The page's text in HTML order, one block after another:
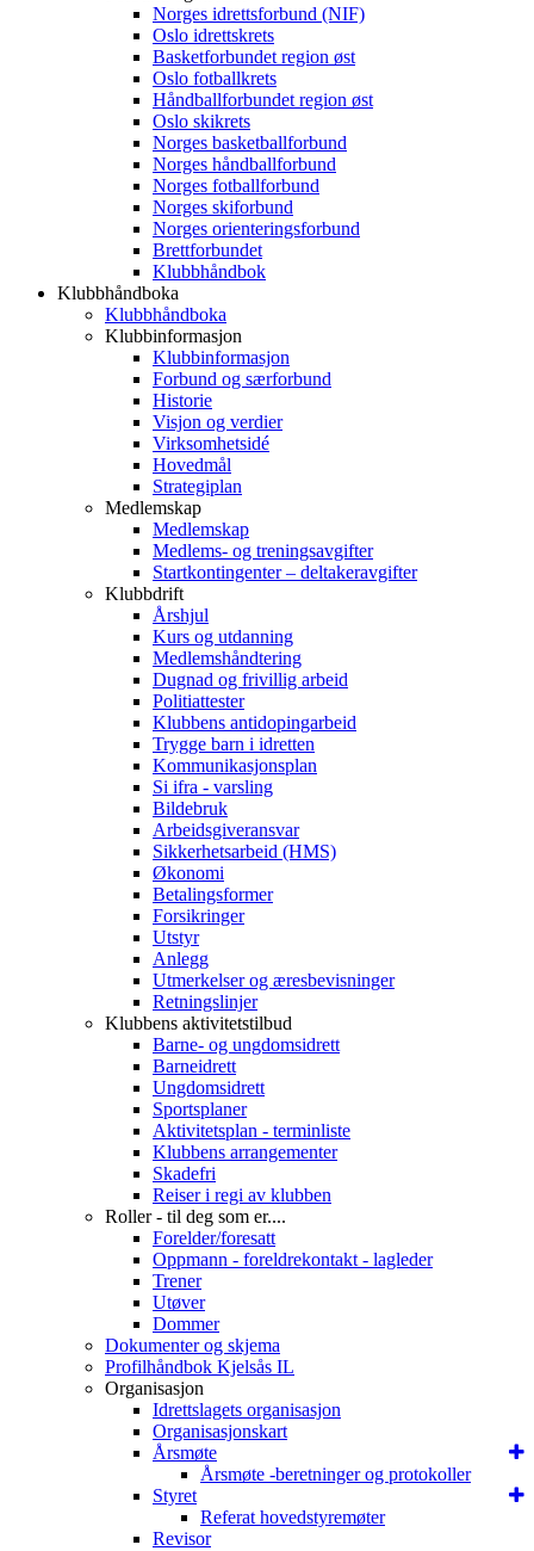
Norges idrettsforbund (NIF)
Oslo idrettskrets
Basketforbundet region øst
Oslo fotballkrets
Håndballforbundet region øst
Oslo skikrets
Norges basketballforbund
Norges håndballforbund
Norges fotballforbund
Norges skiforbund
Norges orienteringsforbund
Brettforbundet
Klubbhåndbok
Klubbhåndboka
Klubbhåndboka
Klubbinformasjon
Klubbinformasjon
Forbund og særforbund
Historie
Visjon og verdier
Virksomhetsidé
Hovedmål
Strategiplan
Medlemskap
Medlemskap
Medlems- og treningsavgifter
Startkontingenter – deltakeravgifter
Klubbdrift
Årshjul
Kurs og utdanning
Medlemshåndtering
Dugnad og frivillig arbeid
Politiattester
Klubbens antidopingarbeid
Trygge barn i idretten
Kommunikasjonsplan
Si ifra - varsling
Bildebruk
Arbeidsgiveransvar
Sikkerhetsarbeid (HMS)
Økonomi
Betalingsformer
Forsikringer
Utstyr
Anlegg
Utmerkelser og æresbevisninger
Retningslinjer
Klubbens aktivitetstilbud
Barne- og ungdomsidrett
Barneidrett
Ungdomsidrett
Sportsplaner
Aktivitetsplan - terminliste
Klubbens arrangementer
Skadefri
Reiser i regi av klubben
Roller - til deg som er....
Forelder/foresatt
Oppmann - foreldrekontakt - lagleder
Trener
Utøver
Dommer
Dokumenter og skjema
Profilhåndbok Kjelsås IL
Organisasjon
Idrettslagets organisasjon
Organisasjonskart
Årsmøte
Årsmøte -beretninger og protokoller
Styret
Referat hovedstyremøter
Revisor